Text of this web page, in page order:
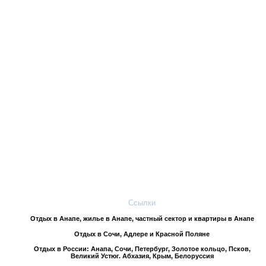
Ссылки
Отдых в Анапе, жилье в Анапе, частный сектор и квартиры в Анапе
Отдых в Сочи, Адлере и Красной Поляне
Отдых в России: Анапа, Сочи, Петербург, Золотое кольцо, Псков,
Великий Устюг. Абхазия, Крым, Белоруссия